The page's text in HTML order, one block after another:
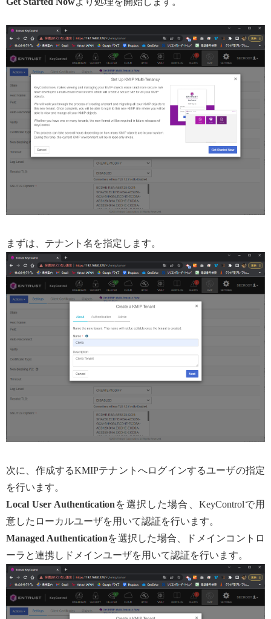
まずは、テナント名を指定します。
次に、作成するKMIPテナントへログインするユーザの指定
を行います。
Local User Authentication を選択した場合、KeyControlで用
意したローカルユーザを用いて認証を行います。
Managed Authenticationを選択した場合、ドメインコントロ
ーラと連携しドメインユーザを用いて認証を行います。